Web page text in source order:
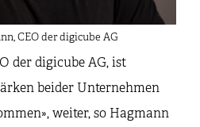
CEO der digicube AG
der digicube AG, ist
beider Unternehmen
weiter, so Hagmann